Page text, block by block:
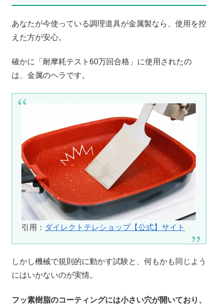
あなたが今使っている調理道具が金属製なら、使用を控
えた方が安心。
確かに「耐摩耗テスト60万回合格」に使用されたの
は、金属のヘラです。
引用： ダイレクトテレショップ【公式】サイト
しかし機械で規則的に動かす試験と、何もかも同じよう
にはいかないのが実情。
フッ素樹脂のコーティングには小さい穴が開いており、